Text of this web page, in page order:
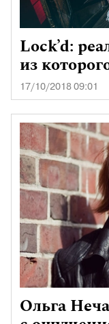
Lock’d:
из
17/10/2018 09:01
Ольга